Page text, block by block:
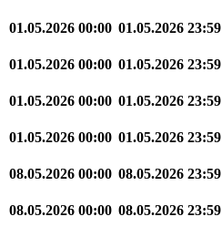
01.05.2026 00:00 01.05.2026 23:59
01.05.2026 00:00 01.05.2026 23:59
01.05.2026 00:00 01.05.2026 23:59
01.05.2026 00:00 01.05.2026 23:59
08.05.2026 00:00 08.05.2026 23:59
08.05.2026 00:00 08.05.2026 23:59